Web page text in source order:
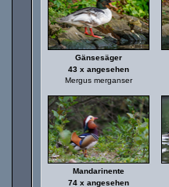
Gänsesäger
43 x angesehen
Mergus merganser
Mandarinente
74 x angesehen